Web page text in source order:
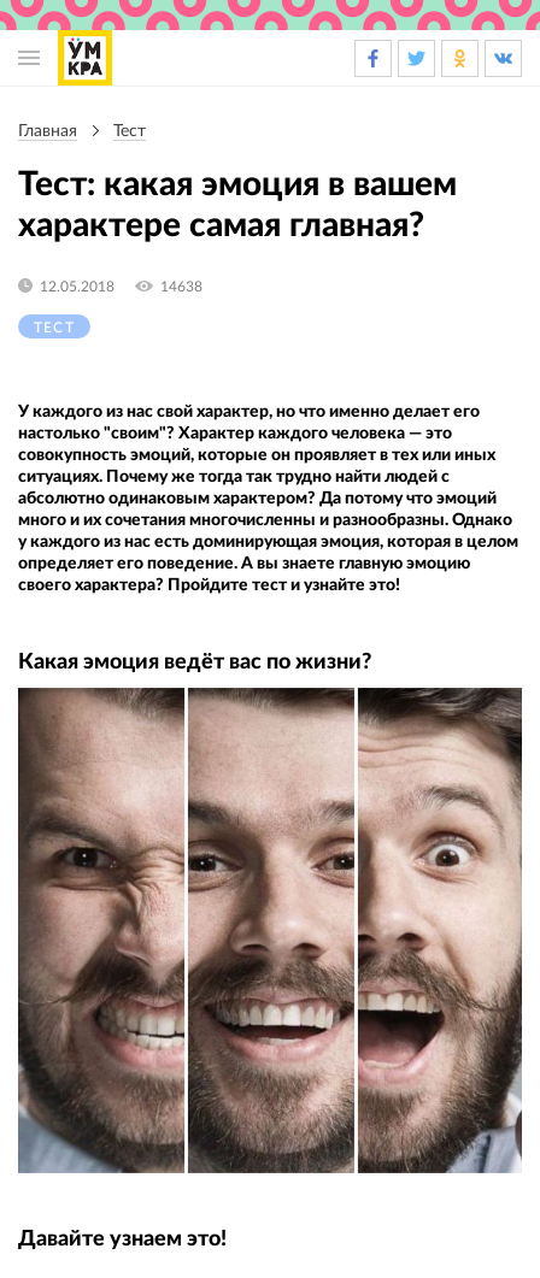
навигации
Главная Тест
Тест: какая эмоция в вашем
характере самая главная?
ТЕСТ
12.05.2018 14638
У каждого из нас свой характер, но что именно делает его
настолько "своим"? Характер каждого человека — это
совокупность эмоций, которые он проявляет в тех или иных
ситуациях. Почему же тогда так трудно найти людей с
абсолютно одинаковым характером? Да потому что эмоций
много и их сочетания многочисленны и разнообразны. Однако
у каждого из нас есть доминирующая эмоция, которая в целом
определяет его поведение. А вы знаете главную эмоцию
своего характера? Пройдите тест и узнайте это!
Какая эмоция ведёт вас по жизни?
Давайте узнаем это!